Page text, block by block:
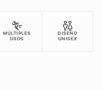
MÚLTIPLES
USOS
DISEÑO
UNISEX